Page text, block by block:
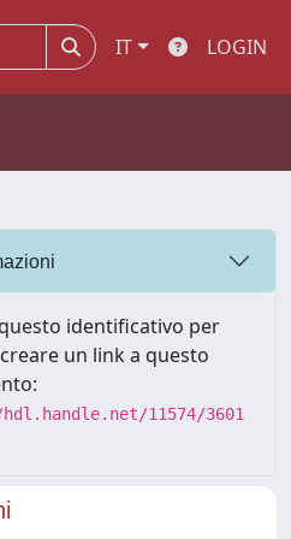
IT LOGIN
identificativo per
un link a questo
11574/3601